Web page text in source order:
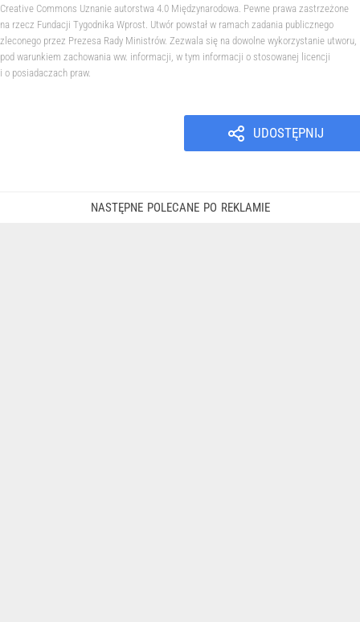
Creative Commons Uznanie autorstwa 4.0 Międzynarodowa. Pewne prawa zastrzeżone
na rzecz Fundacji Tygodnika Wprost. Utwór powstał w ramach zadania publicznego
zleconego przez Prezesa Rady Ministrów. Zezwala się na dowolne wykorzystanie utworu,
pod warunkiem zachowania ww. informacji, w tym informacji o stosowanej licencji
i o posiadaczach praw.
UDOSTĘPNIJ